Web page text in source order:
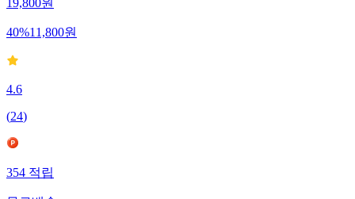
19,800원
40%11,800원
4.6
(24)
354적립